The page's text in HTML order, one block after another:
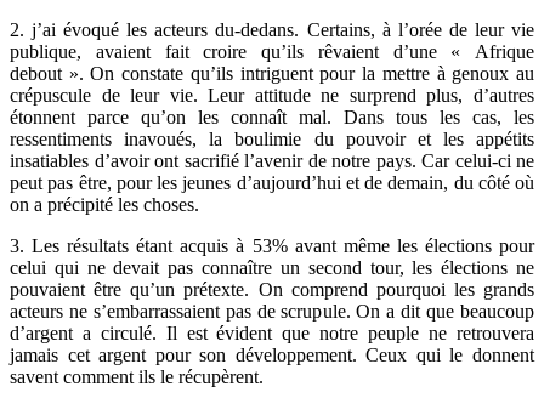
2. j’ai évoqué les acteurs du-dedans. Certains, à l’orée de leur vie
publique, avaient fait croire qu’ils rêvaient d’une « Afrique
debout ». On constate qu’ils intriguent pour la mettre à genoux au
crépuscule de leur vie. Leur attitude ne surprend plus, d’autres
étonnent parce qu’on les connaît mal. Dans tous les cas, les
ressentiments inavoués, la boulimie du pouvoir et les appétits
insatiables d’avoir ont sacrifié l’avenir de notre pays. Car celui-ci ne
peut pas être, pour les jeunes d’aujourd’hui et de demain, du côté où
on a précipité les choses.
3. Les résultats étant acquis à 53% avant même les élections pour
celui qui ne devait pas connaître un second tour, les élections ne
pouvaient être qu’un prétexte. On comprend pourquoi les grands
acteurs ne s’embarrassaient pas de scrupule. On a dit que beaucoup
d’argent a circulé. Il est évident que notre peuple ne retrouvera
jamais cet argent pour son développement. Ceux qui le donnent
savent comment ils le récupèrent.